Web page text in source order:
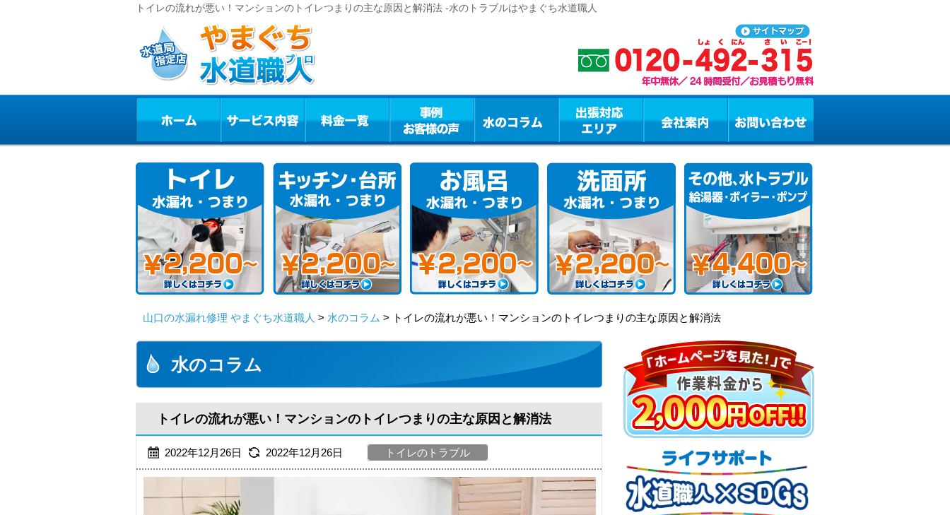
トイレの流れが悪い！マンションのトイレつまりの主な原因と解消法 -水のトラブルはやまぐち水道職人
山口の水漏れ修理 やまぐち水道職人 > 水のコラム > トイレの流れが悪い！マンションのトイレつまりの主な原因と解消法
水のコラム
トイレの流れが悪い！マンションのトイレつまりの主な原因と解消法
2022年12月26日 2022年12月26日 トイレのトラブル